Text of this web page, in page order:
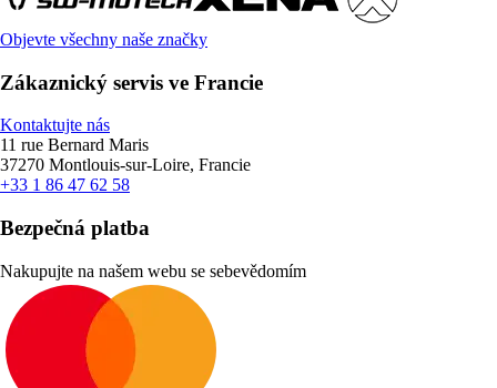
Objevte všechny naše značky
Zákaznický servis ve Francie
Kontaktujte nás
11 rue Bernard Maris
37270 Montlouis-sur-Loire, Francie
+33 1 86 47 62 58
Bezpečná platba
Nakupujte na našem webu se sebevědomím